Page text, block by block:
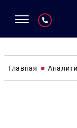
Главная